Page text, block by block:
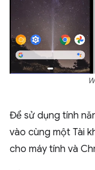
Để sử dụng tính
vào cùng một Tài
cho máy tính và